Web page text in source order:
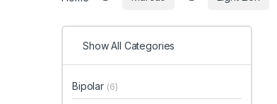
Show All Categories
Bipolar (6)